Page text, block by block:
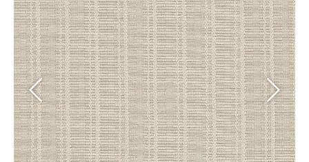
カーテン
床材
ブランド・コレクション
Lilycolor Coordinate 着せ替えシミュレーション
カタログ一覧 トップ
壁紙
カーテン
床材
サステナブル商品
ノンワックス床タイル
壁紙機能性ガイド
施工事例
施工事例 トップ
医療・福祉施設
ホテル・オフィス・店舗
モデルハウス
新築戸建・マンション
リリカラノート
ショールーム